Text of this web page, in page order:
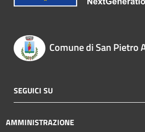
Comune di San Pietro
SEGUICI SU
AMMINISTRAZIONE